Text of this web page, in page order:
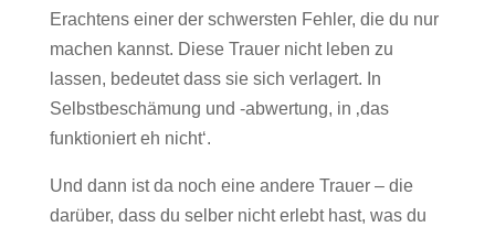
Erachtens einer der schwersten Fehler, die du nur
machen kannst. Diese Trauer nicht leben zu
lassen, bedeutet dass sie sich verlagert. In
Selbstbeschämung und -abwertung, in ‚das
funktioniert eh nicht‘.
Und dann ist da noch eine andere Trauer – die
darüber, dass du selber nicht erlebt hast, was du